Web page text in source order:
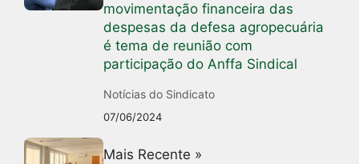
movimentação financeira das
despesas da defesa agropecuária
é tema de reunião com
participação do Anffa Sindical
Notícias do Sindicato
07/06/2024
Mais Recente »